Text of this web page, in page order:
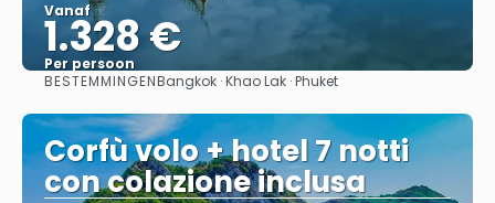
Vanaf
1.328 €
Per persoon
Bekijk
BESTEMMINGENBangkok · Khao Lak · Phuket
Corfù volo + hotel 7 notti
con colazione inclusa